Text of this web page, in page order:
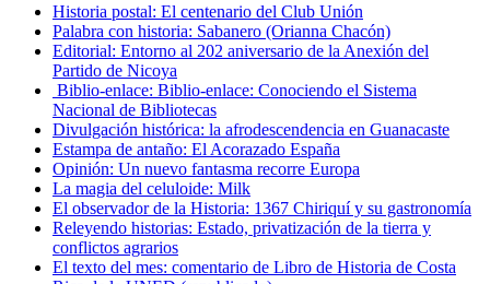
Historia postal: El centenario del Club Unión
Palabra con historia: Sabanero (Orianna Chacón)
Editorial: Entorno al 202 aniversario de la Anexión del
Partido de Nicoya
Biblio-enlace: Biblio-enlace: Conociendo el Sistema
Nacional de Bibliotecas
Divulgación histórica: la afrodescendencia en Guanacaste
Estampa de antaño: El Acorazado España
Opinión: Un nuevo fantasma recorre Europa
La magia del celuloide: Milk
El observador de la Historia: 1367 Chiriquí y su gastronomía
Releyendo historias: Estado, privatización de la tierra y
conflictos agrarios
El texto del mes: comentario de Libro de Historia de Costa